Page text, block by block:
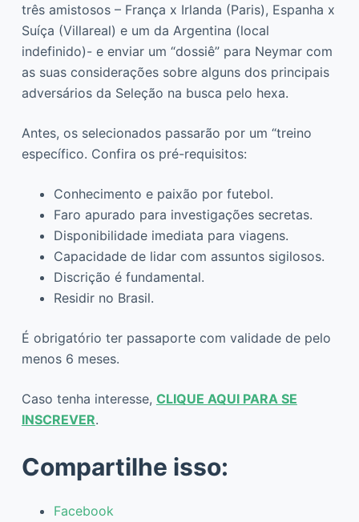
três amistosos – França x Irlanda (Paris), Espanha x
Suíça (Villareal) e um da Argentina (local
indefinido)- e enviar um “dossiê” para Neymar com
as suas considerações sobre alguns dos principais
adversários da Seleção na busca pelo hexa.
Antes, os selecionados passarão por um “treino
específico. Confira os pré-requisitos:
Conhecimento e paixão por futebol.
Faro apurado para investigações secretas.
Disponibilidade imediata para viagens.
Capacidade de lidar com assuntos sigilosos.
Discrição é fundamental.
Residir no Brasil.
É obrigatório ter passaporte com validade de pelo
menos 6 meses.
Caso tenha interesse, CLIQUE AQUI PARA SE
INSCREVER.
Compartilhe isso:
Facebook